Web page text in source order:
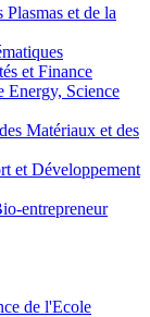
et de la
et Finance
Energy, Science
Matériaux et des
et Développement
entrepreneur
de l'Ecole